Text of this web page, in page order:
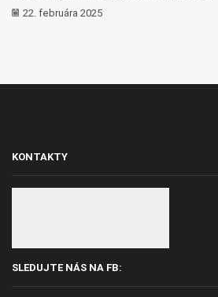
22. februára 2025
KONTAKTY
SLEDUJTE NÁS NA FB: